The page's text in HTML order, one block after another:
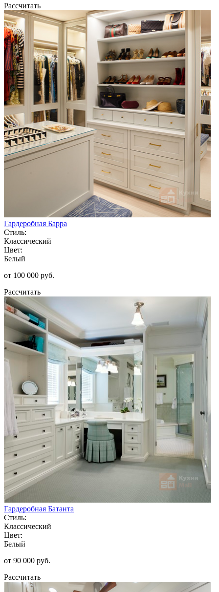
Рассчитать
Гардеробная Барра
Стиль:
Классический
Цвет:
Белый
от 100 000 руб.
Рассчитать
Гардеробная Батанта
Стиль:
Классический
Цвет:
Белый
от 90 000 руб.
Рассчитать